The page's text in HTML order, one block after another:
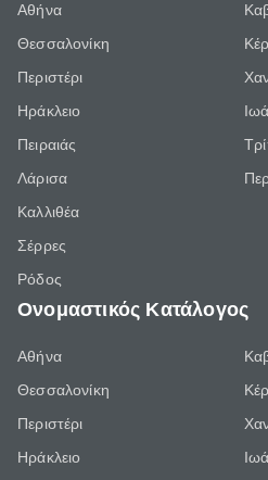
Αθήνα
Θεσσαλονίκη
Περιστέρι
Ηράκλειο
Πειραιάς
Λάρισα
Καλλιθέα
Σέρρες
Ρόδος
Ονομαστικός Κατάλογος
Αθήνα
Θεσσαλονίκη
Περιστέρι
Ηράκλειο